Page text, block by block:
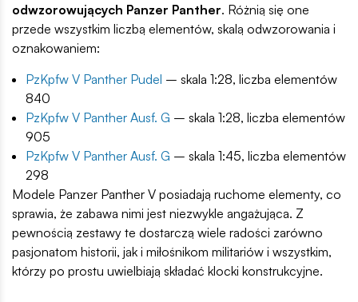
odwzorowujących Panzer Panther. Różnią się one
przede wszystkim liczbą elementów, skalą odwzorowania i
oznakowaniem:
PzKpfw V Panther Pudel – skala 1:28, liczba elementów
840
PzKpfw V Panther Ausf. G – skala 1:28, liczba elementów
905
PzKpfw V Panther Ausf. G – skala 1:45, liczba elementów
298
Modele Panzer Panther V posiadają ruchome elementy, co
sprawia, że zabawa nimi jest niezwykle angażująca. Z
pewnością zestawy te dostarczą wiele radości zarówno
pasjonatom historii, jak i miłośnikom militariów i wszystkim,
którzy po prostu uwielbiają składać klocki konstrukcyjne.